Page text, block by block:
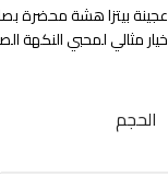
عجينة بيتزا هشة محضرة
خيار مثالي لمحبي النكهة
الحجم